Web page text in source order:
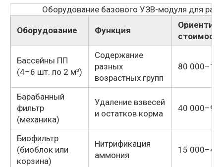
Оборудование базового УЗВ-модуля для
Оборудование Функция
Бассейны ПП
(4–6 шт. по 2 м³)
Содержание
разных
возрастных групп
80
Барабанный
фильтр
(механика)
Удаление взвесей
и остатков корма
40 000–90
Биофильтр
(биоблок или
корзина)
Нитрификация
аммония
15 000–40